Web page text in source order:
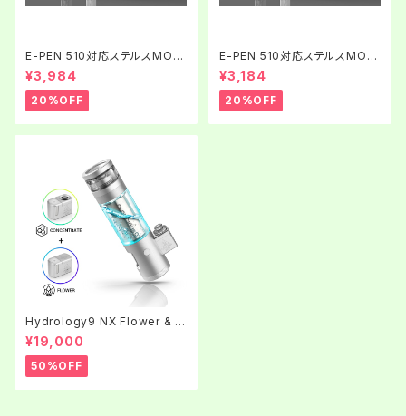
E-PEN 510対応ステルスMOD
Metal
¥3,984
20%OFF
E-PEN 510対応ステルスMOD
Airy
¥3,184
20%OFF
Hydrology9 NX Flower & C
oncentrate Vaporizer
¥19,000
50%OFF